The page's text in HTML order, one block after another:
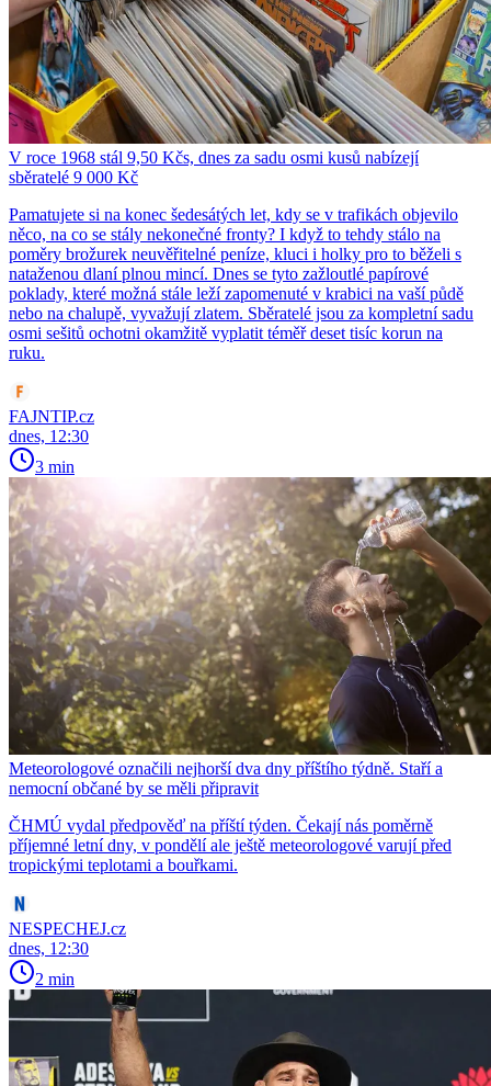
V roce 1968 stál 9,50 Kčs, dnes za sadu osmi kusů nabízejí
sběratelé 9 000 Kč
Pamatujete si na konec šedesátých let, kdy se v trafikách objevilo
něco, na co se stály nekonečné fronty? I když to tehdy stálo na
poměry brožurek neuvěřitelné peníze, kluci i holky pro to běželi s
nataženou dlaní plnou mincí. Dnes se tyto zažloutlé papírové
poklady, které možná stále leží zapomenuté v krabici na vaší půdě
nebo na chalupě, vyvažují zlatem. Sběratelé jsou za kompletní sadu
osmi sešitů ochotni okamžitě vyplatit téměř deset tisíc korun na
ruku.
FAJNTIP.cz
dnes, 12:30
3 min
Meteorologové označili nejhorší dva dny příštího týdně. Staří a
nemocní občané by se měli připravit
ČHMÚ vydal předpověď na příští týden. Čekají nás poměrně
příjemné letní dny, v pondělí ale ještě meteorologové varují před
tropickými teplotami a bouřkami.
NESPECHEJ.cz
dnes, 12:30
2 min